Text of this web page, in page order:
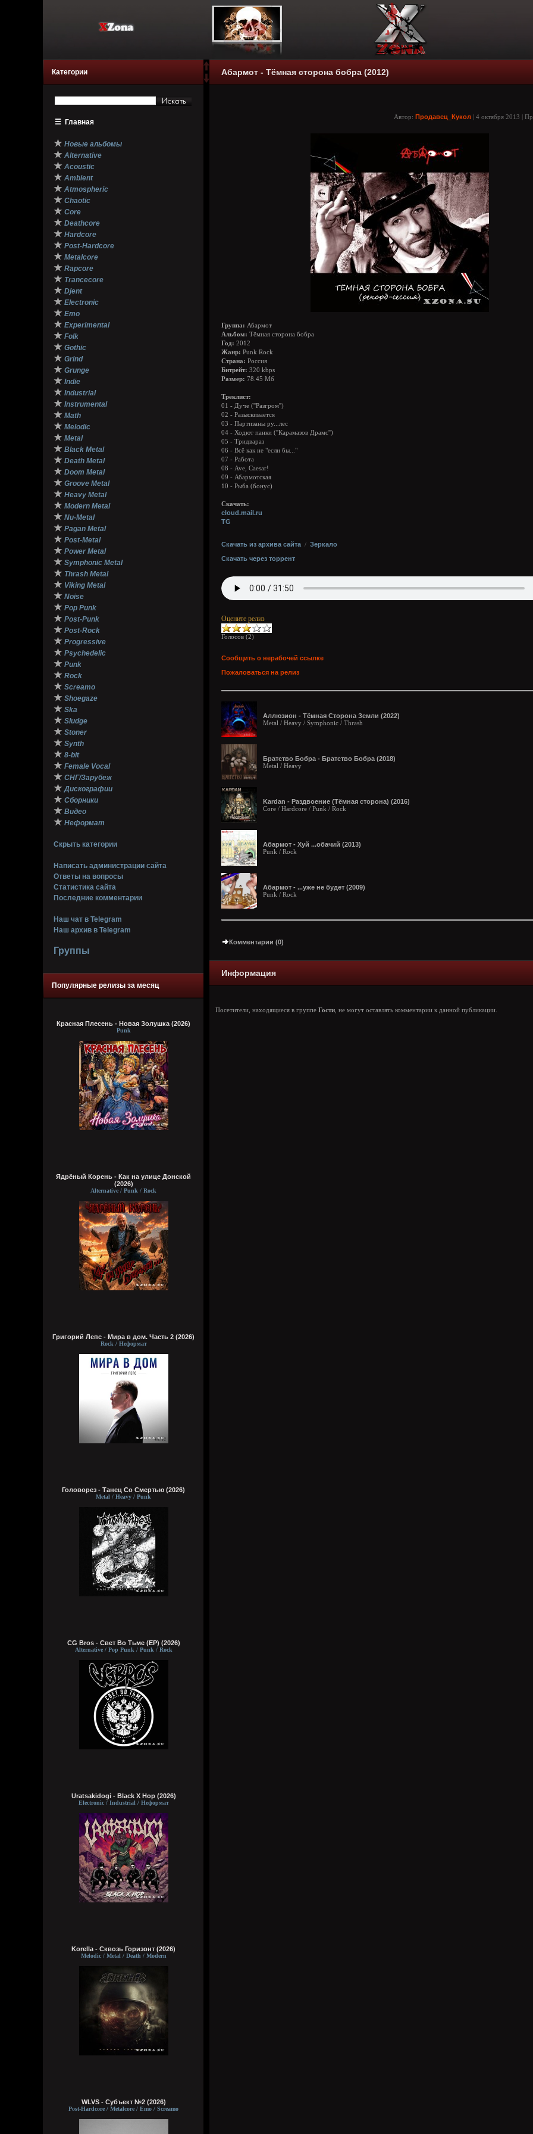
Категории
☰ Главная
★ Новые альбомы
★ Alternative
★ Acoustic
★ Ambient
★ Atmospheric
★ Chaotic
★ Core
★ Deathcore
★ Hardcore
★ Post-Hardcore
★ Metalcore
★ Rapcore
★ Trancecore
★ Djent
★ Electronic
★ Emo
★ Experimental
★ Folk
★ Gothic
★ Grind
★ Grunge
★ Indie
★ Industrial
★ Instrumental
★ Math
★ Melodic
★ Metal
★ Black Metal
★ Death Metal
★ Doom Metal
★ Groove Metal
★ Heavy Metal
★ Modern Metal
★ Nu-Metal
★ Pagan Metal
★ Post-Metal
★ Power Metal
★ Symphonic Metal
★ Thrash Metal
★ Viking Metal
★ Noise
★ Pop Punk
★ Post-Punk
★ Post-Rock
★ Progressive
★ Psychedelic
★ Punk
★ Rock
★ Screamo
★ Shoegaze
★ Ska
★ Sludge
★ Stoner
★ Synth
★ 8-bit
★ Female Vocal
★ СНГ/Зарубеж
★ Дискографии
★ Сборники
★ Видео
★ Неформат
Скрыть категории
Написать администрации сайта
Ответы на вопросы
Статистика сайта
Последние комментарии
Наш чат в Telegram
Наш архив в Telegram
Группы
Популярные релизы за месяц
Красная Плесень - Новая Золушка (2026)
Punk
Ядрёный Корень - Как на улице Донской
(2026)
Alternative / Punk / Rock
Григорий Лепс - Мира в дом. Часть 2 (2026)
Rock / Неформат
Головорез - Tанец Со Смертью (2026)
Metal / Heavy / Punk
CG Bros - Свет Во Тьме (EP) (2026)
Alternative / Pop Punk / Punk / Rock
Uratsakidogi - Black X Hop (2026)
Electronic / Industrial / Неформат
Korella - Сквозь Горизонт (2026)
Melodic / Metal / Death / Modern
WLVS - Субъект №2 (2026)
Post-Hardcore / Metalcore / Emo / Screamo
Абармот - Тёмная сторона бобра (2012)
Автор: Продавец_Кукол | 4 октября 2013 |
Группа: Абармот
Альбом: Тёмная сторона бобра
Год: 2012
Жанр: Punk Rock
Страна: Россия
Битрейт: 320 kbps
Размер: 78.45 Мб
Треклист:
01 - Дуче (''Разгром'')
02 - Разыскивается
03 - Партизаны ру...лес
04 - Ходют панки (''Карамазов Драмс'')
05 - Тридвараз
06 - Всё как не "если бы..."
07 - Работа
08 - Ave, Caesar!
09 - Абармотская
10 - Рыба (бонус)
Скачать:
cloud.mail.ru
TG
Скачать из архива сайта / Зеркало
Скачать через торрент
Оцените релиз
Голосов (2)
Сообщить о нерабочей ссылке
Пожаловаться на релиз
Аллюзион - Тёмная Сторона Земли (2022)
Metal / Heavy / Symphonic / Thrash
Братство Бобра - Братство Бобра (2018)
Metal / Heavy
Kardan - Раздвоение (Тёмная сторона) (2016)
Core / Hardcore / Punk / Rock
Абармот - Хуй ...обачий (2013)
Punk / Rock
Абармот - ...уже не будет (2009)
Punk / Rock
Комментарии (0)
Информация
Посетители, находящиеся в группе Гости , не могут оставлять комментарии к данной публикации.